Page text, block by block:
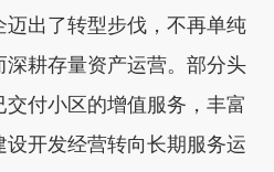
出了转型步伐，不再单纯
耕存量资产运营。部分头
付小区的增值服务，丰富
开发经营转向长期服务运